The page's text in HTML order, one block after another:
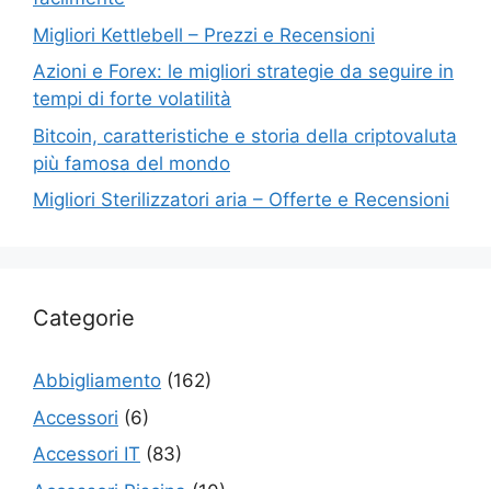
Migliori Kettlebell – Prezzi e Recensioni
Azioni e Forex: le migliori strategie da seguire in
tempi di forte volatilità
Bitcoin, caratteristiche e storia della criptovaluta
più famosa del mondo
Migliori Sterilizzatori aria – Offerte e Recensioni
Categorie
Abbigliamento (162)
Accessori (6)
Accessori IT (83)